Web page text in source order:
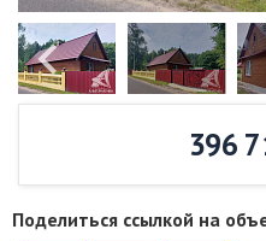
396
Поделиться ссылкой на